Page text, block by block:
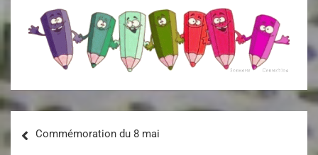
Commémoration du 8 mai